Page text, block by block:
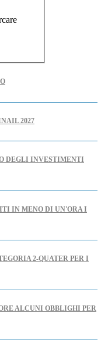
2027
DEGLI INVESTIMENTI
IN MENO DI UN'ORA I
2-QUATER PER I
ALCUNI OBBLIGHI PER